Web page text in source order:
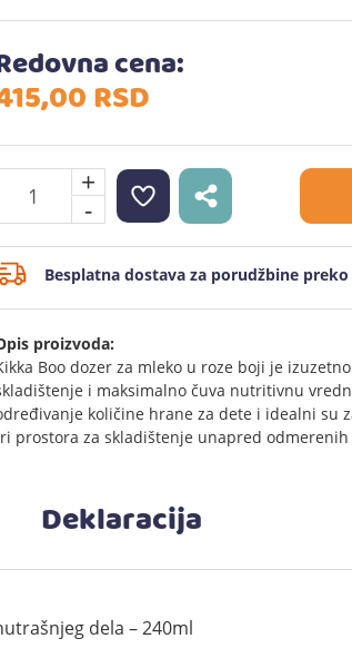
cena:
00RSD
+
-
Besplatna dostava za porudžbine preko
proizvoda:
Boo dozer za mleko u roze boji je
i maksimalno čuva nutritivnu
količine hrane za dete i idealni su
prostora za skladištenje unapred
Deklaracija
dela – 240ml